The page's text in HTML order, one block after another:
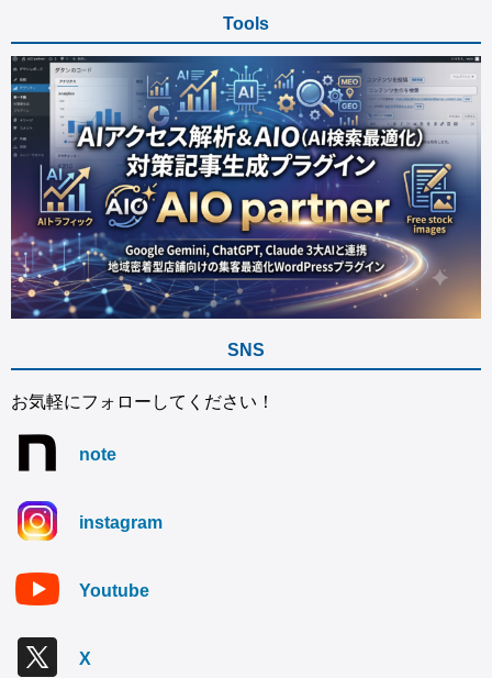
Tools
SNS
お気軽にフォローしてください！
note
instagram
Youtube
X